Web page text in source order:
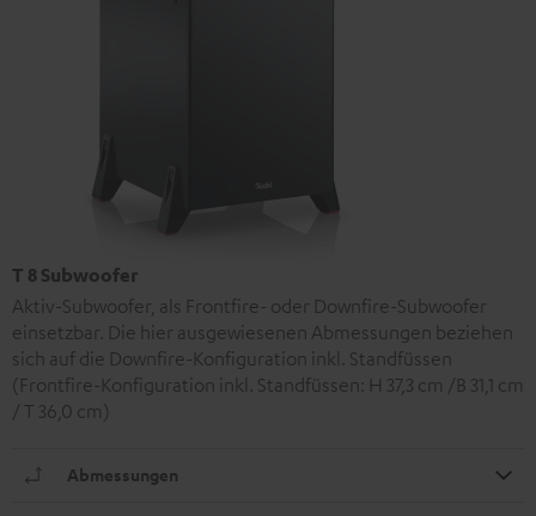
T 8 Subwoofer
Aktiv-Subwoofer, als Frontfire- oder Downfire-Subwoofer
einsetzbar. Die hier ausgewiesenen Abmessungen beziehen
sich auf die Downfire-Konfiguration inkl. Standfüssen
(Frontfire-Konfiguration inkl. Standfüssen: H 37,3 cm /B 31,1 cm
/ T 36,0 cm)
Abmessungen